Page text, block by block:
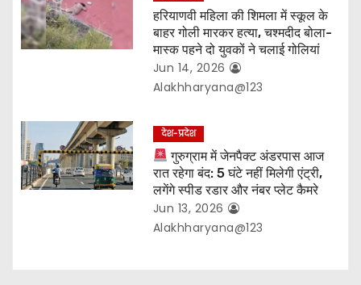
हरियाणवी महिला की शिमला में स्कूल के
बाहर गोली मारकर हत्या, चश्मदीद बोला-
मास्क पहने दो युवकों ने चलाई गोलियां
Jun 14, 2026
Alakhharyana@123
देश-प्रदेश
गुरुग्राम में जेनपैक्ट अंडरपास आज
रात रहेगा बंद: 5 घंटे नहीं मिलेगी एंट्री,
लगेंगे स्पीड रडार और नंबर प्लेट कैमरे
Jun 13, 2026
Alakhharyana@123